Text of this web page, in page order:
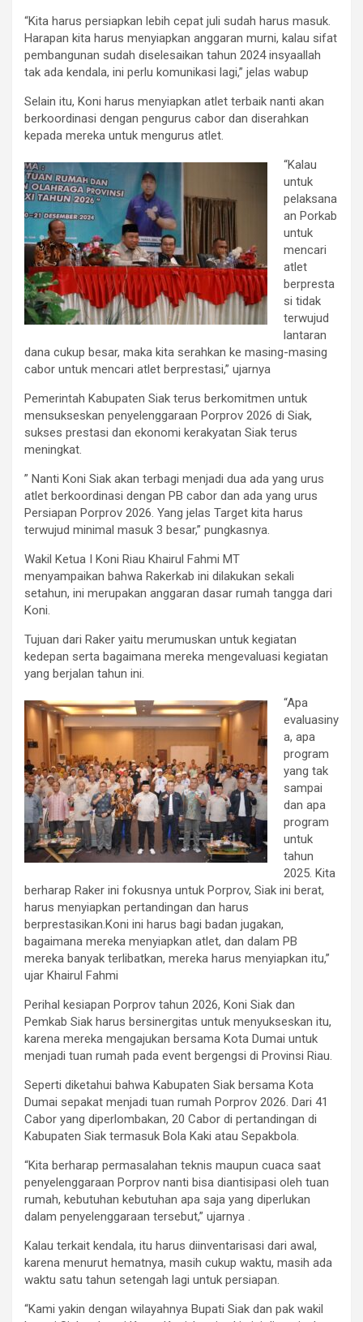
“Kita harus persiapkan lebih cepat juli sudah harus masuk.
Harapan kita harus menyiapkan anggaran murni, kalau sifat
pembangunan sudah diselesaikan tahun 2024 insyaallah
tak ada kendala, ini perlu komunikasi lagi,” jelas wabup
Selain itu, Koni harus menyiapkan atlet terbaik nanti akan
berkoordinasi dengan pengurus cabor dan diserahkan
kepada mereka untuk mengurus atlet.
“Kalau
untuk
pelaksana
an Porkab
untuk
mencari
atlet
berpresta
si tidak
terwujud
lantaran
dana cukup besar, maka kita serahkan ke masing-masing
cabor untuk mencari atlet berprestasi,” ujarnya
Pemerintah Kabupaten Siak terus berkomitmen untuk
mensukseskan penyelenggaraan Porprov 2026 di Siak,
sukses prestasi dan ekonomi kerakyatan Siak terus
meningkat.
” Nanti Koni Siak akan terbagi menjadi dua ada yang urus
atlet berkoordinasi dengan PB cabor dan ada yang urus
Persiapan Porprov 2026. Yang jelas Target kita harus
terwujud minimal masuk 3 besar,” pungkasnya.
Wakil Ketua I Koni Riau Khairul Fahmi MT
menyampaikan bahwa Rakerkab ini dilakukan sekali
setahun, ini merupakan anggaran dasar rumah tangga dari
Koni.
Tujuan dari Raker yaitu merumuskan untuk kegiatan
kedepan serta bagaimana mereka mengevaluasi kegiatan
yang berjalan tahun ini.
“Apa
evaluasiny
a, apa
program
yang tak
sampai
dan apa
program
untuk
tahun
2025. Kita
berharap Raker ini fokusnya untuk Porprov, Siak ini berat,
harus menyiapkan pertandingan dan harus
berprestasikan.Koni ini harus bagi badan jugakan,
bagaimana mereka menyiapkan atlet, dan dalam PB
mereka banyak terlibatkan, mereka harus menyiapkan itu,”
ujar Khairul Fahmi
Perihal kesiapan Porprov tahun 2026, Koni Siak dan
Pemkab Siak harus bersinergitas untuk menyukseskan itu,
karena mereka mengajukan bersama Kota Dumai untuk
menjadi tuan rumah pada event bergengsi di Provinsi Riau.
Seperti diketahui bahwa Kabupaten Siak bersama Kota
Dumai sepakat menjadi tuan rumah Porprov 2026. Dari 41
Cabor yang diperlombakan, 20 Cabor di pertandingan di
Kabupaten Siak termasuk Bola Kaki atau Sepakbola.
“Kita berharap permasalahan teknis maupun cuaca saat
penyelenggaraan Porprov nanti bisa diantisipasi oleh tuan
rumah, kebutuhan kebutuhan apa saja yang diperlukan
dalam penyelenggaraan tersebut,” ujarnya .
Kalau terkait kendala, itu harus diinventarisasi dari awal,
karena menurut hematnya, masih cukup waktu, masih ada
waktu satu tahun setengah lagi untuk persiapan.
“Kami yakin dengan wilayahnya Bupati Siak dan pak wakil